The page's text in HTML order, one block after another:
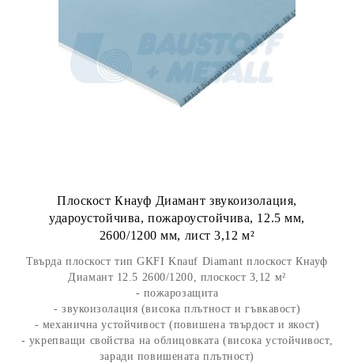
Плоскост Кнауф Диамант звукоизолация,
удароустойчива, пожароустойчива, 12.5 мм,
2600/1200 мм, лист 3,12 м²
Твърда плоскост тип GKFI Knauf Diamant плоскост Кнауф
Диамант 12.5 2600/1200, плоскост 3,12 м²
- пожарозащита
- звукоизолация (висока плътност и гъвкавост)
- механична устойчивост (повишена твърдост и якост)
- укрепващи свойства на облицовката (висока устойчивост,
заради повишената плътност)